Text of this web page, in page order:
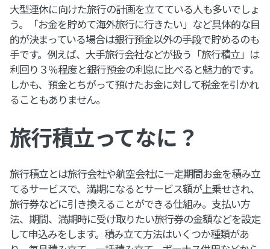
大型連休に向けた旅行の計画を立てている人も多いでしょ
う。「お金を貯めて海外旅行に行きたい」など具体的な目
的が決まっている場合は銀行預金以外の手段で貯めるのも
手です。例えば、大手旅行会社などが扱う「旅行積立」は
利回り３％程度と銀行預金の利息に比べると魅力的です。
しかも、預金とちがって預けたお金に対して税金を引かれ
ることもありません。
旅行積立ってなに？
旅行積立とは旅行会社や航空会社に一定期間お金を積み立
てるサービスで、満期になるとサービス額が上乗せされ、
旅行券などに引き換えることができる仕組み。支払い方
法、期間、満期時に受け取りたい旅行券の金額などを設定
して申込みをします。積み立て方法はいくつか種類があ